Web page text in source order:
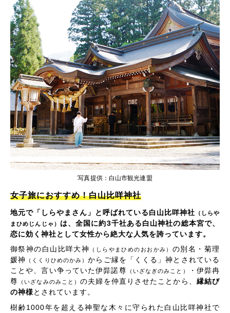
女子旅におすすめ！白山比咩神社
地元で「しらやまさん」と呼ばれている白山比咩神社 （しらや
まひめじんじゃ） は、全国に約3千社ある白山神社の総本宮で、
恋に効く神社として女性から絶大な人気を誇っています。
御祭神の白山比咩大神
（しらやまひめのおおかみ） の別名・菊理
媛神
（くくりひめのかみ）からご縁を「くくる」神とされている
ことや、言い争っていた伊弉諾尊 （いざなぎのみこと）
・伊弉冉
尊 （いざなみのみこと）の夫婦を仲直りさせたことから、 縁結び
の神様とされています。
樹齢1000年を超える神聖な木々に守られた白山比咩神社で
写真提供：白山市観光連盟